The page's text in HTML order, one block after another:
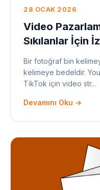
28 OCAK 2026
Video
Sıkılanlar İçin
Bir fotoğraf bin
kelimeye bedeldir.
TikTok için video str...
Devamını Oku →